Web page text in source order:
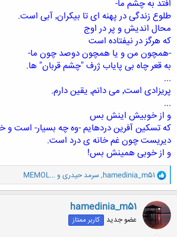
افتد به چشم ما-
طلوع زندگی در پهنه ای تا بیکران٬ آبی است.
محال اندیش و پر در اوج
که هرگز در نیفتاده است
-همچون من و یا همچون دوصد چون ما-
به قعر چاه بی پایاب ژرف "چشم قربان" ها.
...
پریزادی است٬ می دانم٬ یقین دارم.
...
و از خوبیش اینش بس
که تسکین آفرین دردهایم -وه چه بسیار- است و
دیریست چون غم خانه ی درد است.
و از خوبی همینش بس!
و
ا
ک
ن
ش
ه
ا
hamedinia_m51
, سرمد حیدری و MEMOL...
hamedinia_m51
عضو جدید کاربر ممتاز